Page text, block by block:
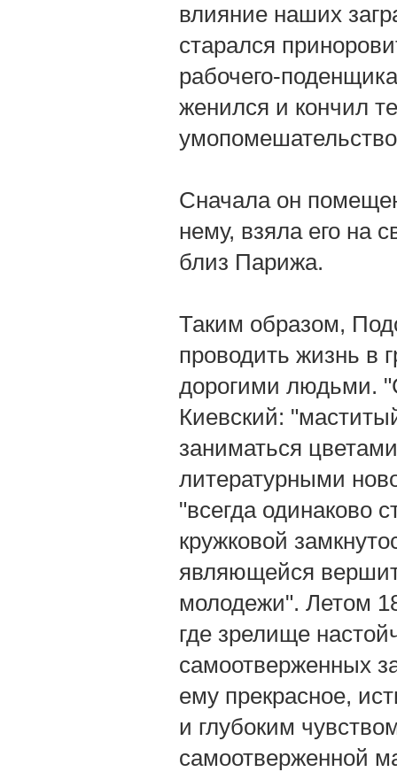
влияние наших
старался
рабочего-
женился и кончил
Сначала он
нему, взяла его на
близ Парижа.
Таким образом,
проводить жизнь в
дорогими людьми.
Киевский:
заниматься
литературными
"всегда одинаково
кружковой
являющейся
молодежи". Летом
где зрелище
самоотверженных
ему прекрасное,
и глубоким
самоотверженной